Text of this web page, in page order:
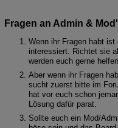
Fragen an Admin &
Wenn ihr Fragen habt
interessiert. Richtet sie
werden euch gerne helfen.
Aber wenn ihr Fragen
sucht zuerst bitte im
hat vor euch schon
Lösung dafür parat.
Sollte euch ein Mod/